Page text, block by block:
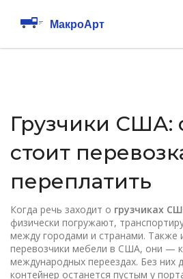
Грузчики США:
стоит
переплатить
Когда речь заходит о грузчиках
физически погружают,
между городами и странами. Также
перевозчики мебели в США, они —
международных переездах. Без
контейнер останется пустым у